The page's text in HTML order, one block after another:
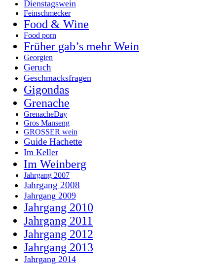
Dienstagswein
Feinschmecker
Food & Wine
Food porn
Früher gab’s mehr Wein
Georgien
Geruch
Geschmacksfragen
Gigondas
Grenache
GrenacheDay
Gros Manseng
GROSSER wein
Guide Hachette
Im Keller
Im Weinberg
Jahrgang 2007
Jahrgang 2008
Jahrgang 2009
Jahrgang 2010
Jahrgang 2011
Jahrgang 2012
Jahrgang 2013
Jahrgang 2014